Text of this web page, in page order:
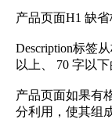
产品页面H1 缺
Description标签
以上、 70 字以下
产品页面如果有
分利用，使其组